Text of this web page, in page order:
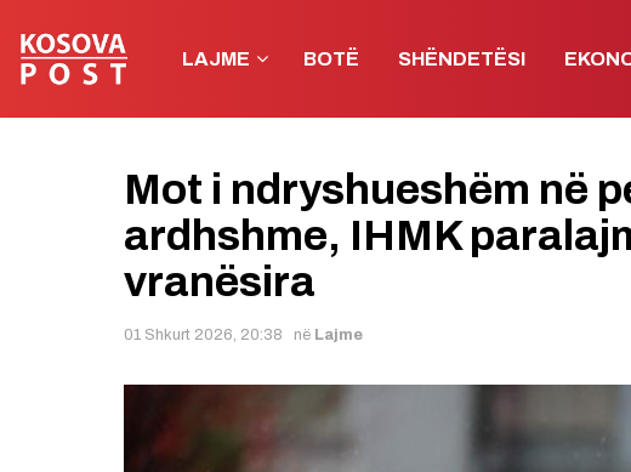
LAJME BOTË SHËNDETËSI
Mot i ndryshueshëm në
ardhshme, IHMK
vranësira
01 Shkurt 2026, 20:38 në Lajme